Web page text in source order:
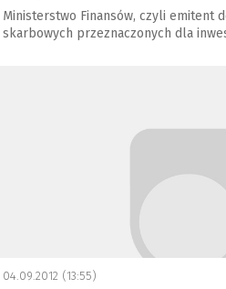
Ministerstwo Finansów, czyli emitent
skarbowych przeznaczonych dla
04.09.2012 (13:55)